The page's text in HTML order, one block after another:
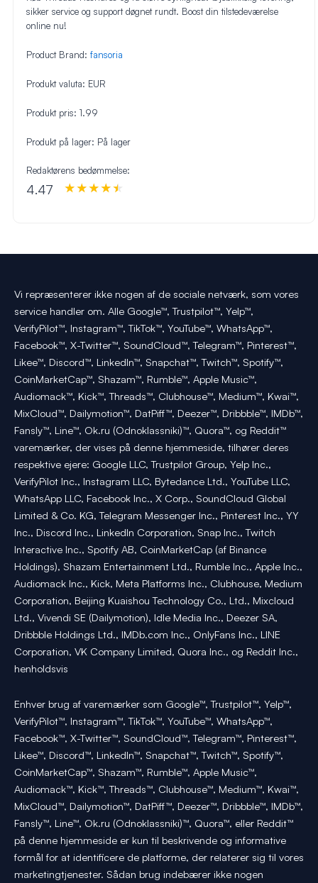
sikker service og support døgnet rundt. Boost din tilstedeværelse
online nu!
Product Brand: fansoria
Produkt valuta: EUR
Produkt pris: 1.99
Produkt på lager: På lager
Redaktørens bedømmelse:
4.47
Vi repræsenterer ikke nogen af de sociale netværk, som vores
service handler om. Alle Google™, Trustpilot™, Yelp™,
VerifyPilot™, Instagram™, TikTok™, YouTube™, WhatsApp™,
Facebook™, X-Twitter™, SoundCloud™, Telegram™, Pinterest™,
Likee™, Discord™, LinkedIn™, Snapchat™, Twitch™, Spotify™,
CoinMarketCap™, Shazam™, Rumble™, Apple Music™,
Audiomack™, Kick™, Threads™, Clubhouse™, Medium™, Kwai™,
MixCloud™, Dailymotion™, DatPiff™, Deezer™, Dribbble™, IMDb™,
Fansly™, Line™, Ok.ru (Odnoklassniki)™, Quora™, og Reddit™
varemærker, der vises på denne hjemmeside, tilhører deres
respektive ejere: Google LLC, Trustpilot Group, Yelp Inc.,
VerifyPilot Inc., Instagram LLC, Bytedance Ltd., YouTube LLC,
WhatsApp LLC, Facebook Inc., X Corp., SoundCloud Global
Limited & Co. KG, Telegram Messenger Inc., Pinterest Inc., YY
Inc., Discord Inc., LinkedIn Corporation, Snap Inc., Twitch
Interactive Inc., Spotify AB, CoinMarketCap (af Binance
Holdings), Shazam Entertainment Ltd., Rumble Inc., Apple Inc.,
Audiomack Inc., Kick, Meta Platforms Inc., Clubhouse, Medium
Corporation, Beijing Kuaishou Technology Co., Ltd., Mixcloud
Ltd., Vivendi SE (Dailymotion), Idle Media Inc., Deezer SA,
Dribbble Holdings Ltd., IMDb.com Inc., OnlyFans Inc., LINE
Corporation, VK Company Limited, Quora Inc., og Reddit Inc.,
henholdsvis
Enhver brug af varemærker som Google™, Trustpilot™, Yelp™,
VerifyPilot™, Instagram™, TikTok™, YouTube™, WhatsApp™,
Facebook™, X-Twitter™, SoundCloud™, Telegram™, Pinterest™,
Likee™, Discord™, LinkedIn™, Snapchat™, Twitch™, Spotify™,
CoinMarketCap™, Shazam™, Rumble™, Apple Music™,
Audiomack™, Kick™, Threads™, Clubhouse™, Medium™, Kwai™,
MixCloud™, Dailymotion™, DatPiff™, Deezer™, Dribbble™, IMDb™,
Fansly™, Line™, Ok.ru (Odnoklassniki)™, Quora™, eller Reddit™
på denne hjemmeside er kun til beskrivende og informative
formål for at identificere de platforme, der relaterer sig til vores
marketingtjenester. Sådan brug indebærer ikke nogen